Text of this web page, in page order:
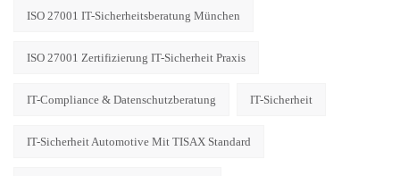
ISO 27001 IT-Sicherheitsberatung München
ISO 27001 Zertifizierung IT-Sicherheit Praxis
IT-Compliance & Datenschutzberatung IT-Sicherheit
IT-Sicherheit Automotive Mit TISAX Standard